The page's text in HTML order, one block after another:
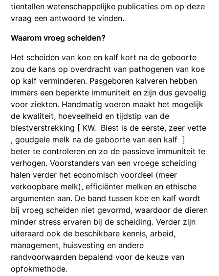
tientallen wetenschappelijke publicaties om op deze
vraag een antwoord te vinden.
Waarom vroeg scheiden?
Het scheiden van koe en kalf kort na de geboorte
zou de kans op overdracht van pathogenen van koe
op kalf verminderen. Pasgeboren kalveren hebben
immers een beperkte immuniteit en zijn dus gevoelig
voor ziekten. Handmatig voeren maakt het mogelijk
de kwaliteit, hoeveelheid en tijdstip van de
biestverstrekking [ KW. Biest is de eerste, zeer vette
, goudgele melk na de geboorte van een kalf ]
beter te controleren en zo de passieve immuniteit te
verhogen. Voorstanders van een vroege scheiding
halen verder het economisch voordeel (meer
verkoopbare melk), efficiënter melken en ethische
argumenten aan. De band tussen koe en kalf wordt
bij vroeg scheiden niet gevormd, waardoor de dieren
minder stress ervaren bij de scheiding. Verder zijn
uiteraard ook de beschikbare kennis, arbeid,
management, huisvesting en andere
randvoorwaarden bepalend voor de keuze van
opfokmethode.